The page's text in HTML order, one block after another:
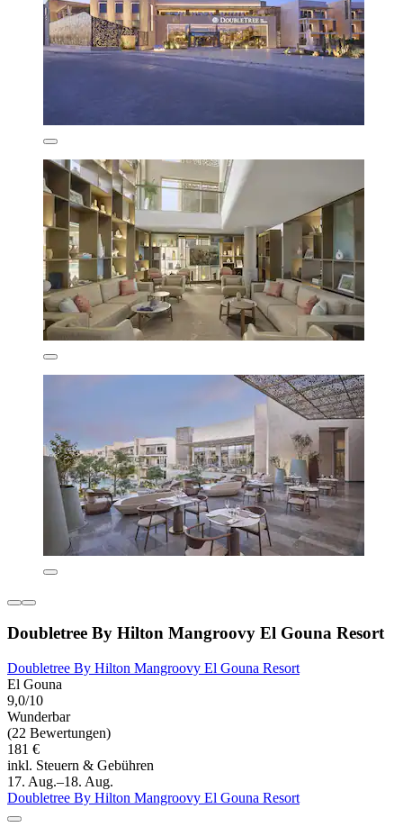
Doubletree By Hilton Mangroovy El Gouna Resort
Doubletree By Hilton Mangroovy El Gouna Resort
El Gouna
9,0/10
Wunderbar
(22 Bewertungen)
181 €
inkl. Steuern & Gebühren
17. Aug.–18. Aug.
Doubletree By Hilton Mangroovy El Gouna Resort